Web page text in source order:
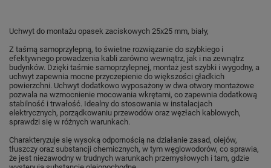
Uchwyt do montażu opasek zaciskowych 25x25 mm, biały,
Z taśmą samoprzylepną, to świetne rozwiązanie do szybkiego i
efektywnego prowadzenia kabli zarówno wewnątrz, jak i na zewnątrz
budynków. Dzięki taśmie samoprzylepnej, montaż jest szybki i wygodny, a
uchwyt zapewnia mocne przyczepienie do większości gładkich
powierzchni. Uchwyt dodatkowo wyposażony w dwa otwory montażowe
pozwala na wzmocnienie mocowania wkrętami, co zapewnia dodatkową
stabilność i trwałość. Idealny do stosowania w instalacjach
elektrycznych, porządkowaniu przewodów oraz węzłach kablowych,
sprawdzi się w różnych warunkach.
Charakteryzuje się wysoką odpornością na działanie zasad, olejów,
tłuszczy oraz substancji chemicznych, w tym węglowodorów, co sprawia,
że jest niezawodny w trudnych warunkach przemysłowych i tam, gdzie